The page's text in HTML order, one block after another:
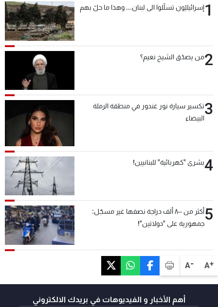
A+
A-
1إسرائيليّون تسلّلوا الى لبنان... وهذا ما حلّ بهم
2من يصدّق الشيخ نعيم؟
3تكسير سيارة نور غندور في منطقة الرملة
البيضاء
4بشرى "كهربائية" للبنانيين!
5
أكثر من ٨٠٠ ألف دراجة نصفها غير مسجّل:
جمهورية على "دولابَين"!
أهم الأخبار و الفيديوهات في بريدك الالكتروني